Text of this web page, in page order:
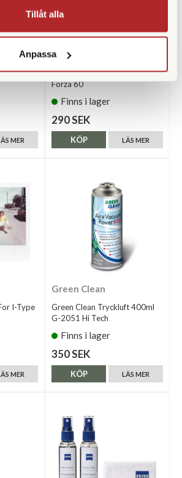
Tillåt alla
Anpassa
400ml
MER
Nanlite
Nanlite Battery Holder for
Forza 60
Finns i lager
290 SEK
LÄS MER
KÖP
I-Type
MER
Green Clean
Green Clean Tryckluft 400ml
G-2051 Hi Tech
Finns i lager
350 SEK
LÄS MER
KÖP